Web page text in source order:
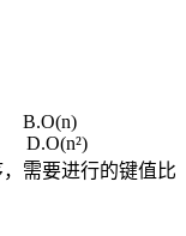
需要进行的键值比